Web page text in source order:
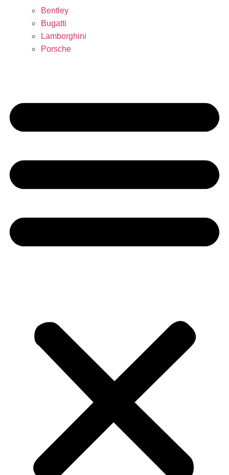
Bentley
Bugatti
Lamborghini
Porsche